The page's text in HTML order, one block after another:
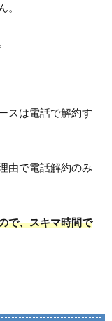
。
スは電話で解約す
由で電話解約のみ
で、スキマ時間で